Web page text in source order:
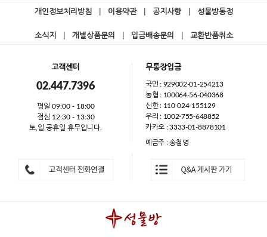
개인정보처리방침 이용약관 공지사항 성물방동정
소식지 개별상품문의 입금배송문의 교환반품취소
고객센터
02.447.7396
평일 09:00 - 18:00
점심 12:30 - 13:30
토,일,공휴일 휴무입니다.
무통장입금
국민 : 929002-01-254213
농협 : 100064-56-040368
신한 : 110-024-155129
우리 : 1002-755-648852
카카오 : 3333-01-8878101
예금주 : 송철영